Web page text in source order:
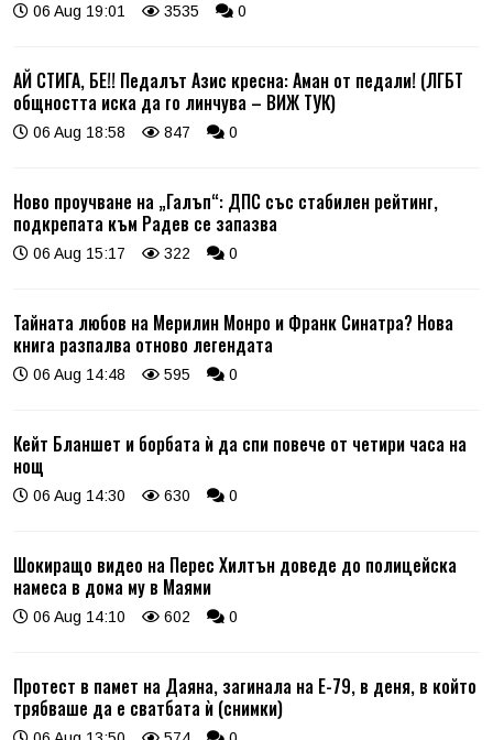
06 Aug 19:01 3535 0
АЙ СТИГА, БЕ!! Педалът Азис кресна: Аман от педали! (ЛГБТ
общността иска да го линчува – ВИЖ ТУК)
06 Aug 18:58 847 0
Ново проучване на „Галъп“: ДПС със стабилен рейтинг,
подкрепата към Радев се запазва
06 Aug 15:17 322 0
Тайната любов на Мерилин Монро и Франк Синатра? Нова
книга разпалва отново легендата
06 Aug 14:48 595 0
Кейт Бланшет и борбата ѝ да спи повече от четири часа на
нощ
06 Aug 14:30 630 0
Шокиращо видео на Перес Хилтън доведе до полицейска
намеса в дома му в Маями
06 Aug 14:10 602 0
Протест в памет на Даяна, загинала на Е-79, в деня, в който
трябваше да е сватбата ѝ (снимки)